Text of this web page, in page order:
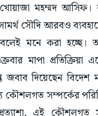
খোয়াজা মহম্মদ
সৌদি আরবও
বলেই মনে করা
মাপা
জবাব দিয়েছেন
সম্পর্কের